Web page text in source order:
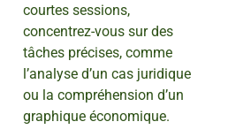
courtes sessions,
concentrez-vous sur des
tâches précises, comme
l’analyse d’un cas juridique
ou la compréhension d’un
graphique économique.